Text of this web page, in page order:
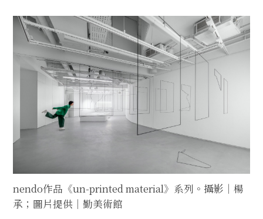
nendo作品《un-printed material》系列。攝影｜楊
承；圖片提供｜勤美術館